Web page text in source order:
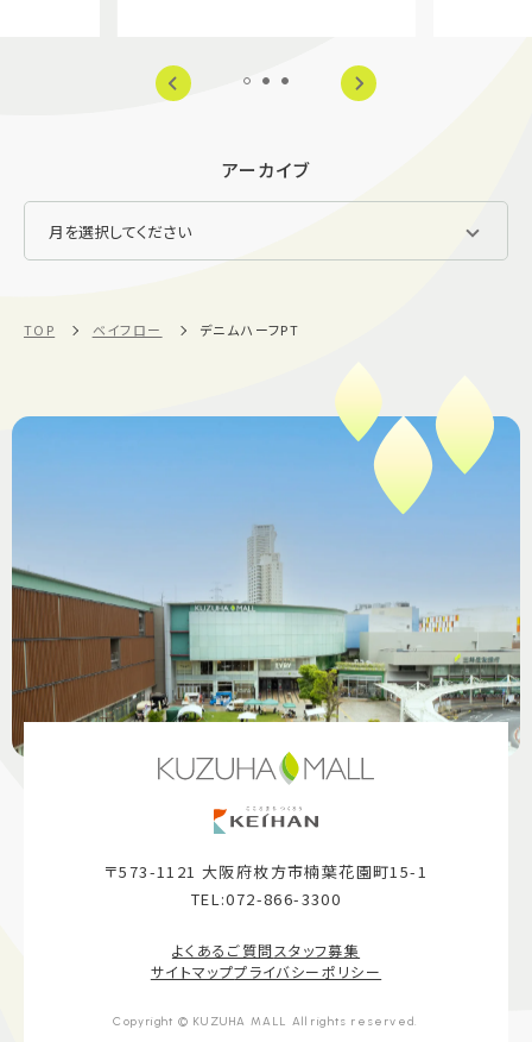
アーカイブ
TOP ベイフロー デニムハーフPT
〒573-1121 大阪府枚方市楠葉花園町15-1
TEL:072-866-3300
よくあるご質問スタッフ募集
サイトマッププライバシーポリシー
Copyright © KUZUHA MALL All rights reserved.